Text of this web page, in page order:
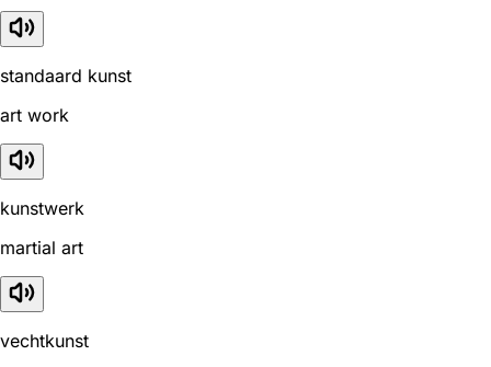
standaard kunst
art work
kunstwerk
martial art
vechtkunst